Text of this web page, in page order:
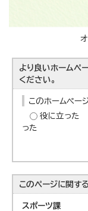
より良いホームペ
ください。
このホームペー
役に立った
った
このページに関する
スポーツ課